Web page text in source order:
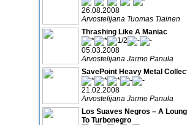
26.08.2008
Arvostelijana Tuomas Tiainen
Thrashing Like A Maniac
05.03.2008
Arvostelijana Jarmo Panula
SavePoint Heavy Metal
21.02.2008
Arvostelijana Jarmo Panula
Los Suaves Negros – A
To Turbonegro